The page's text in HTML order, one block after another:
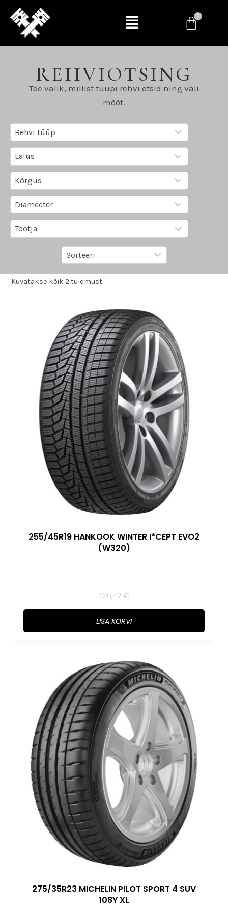
REHVIOTSING
Tee valik, millist tüüpi rehvi otsid ning vali
mõõt.
Kuvatakse kõik 2 tulemust
255/45R19 HANKOOK WINTER I*CEPT EVO2
(W320)
236,42 €
LISA KORVI
275/35R23 MICHELIN PILOT SPORT 4 SUV
108Y XL